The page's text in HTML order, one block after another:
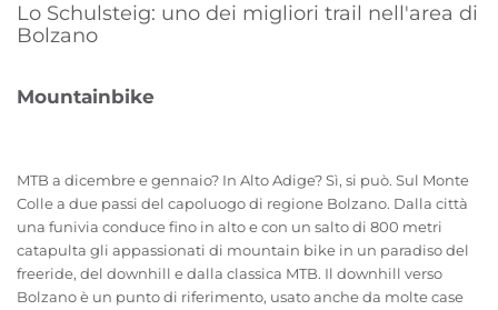
Lo Schulsteig: uno dei migliori trail nell'area di
Bolzano
Mountainbike
MTB a dicembre e gennaio? In Alto Adige? Sì, si può. Sul Monte
Colle a due passi del capoluogo di regione Bolzano. Dalla città
una funivia conduce fino in alto e con un salto di 800 metri
catapulta gli appassionati di mountain bike in un paradiso del
freeride, del downhill e dalla classica MTB. Il downhill verso
Bolzano è un punto di riferimento, usato anche da molte case